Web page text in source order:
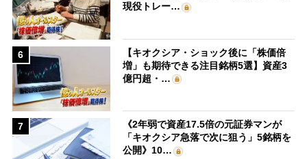
現役トレー…
6
【キオクシア・ショック後に「株価倍
増」も期待できる注目銘柄5選】資産3
億円超・…
7
《2年弱で資産17.5倍の元証券マンが
「キオクシア急落で次に狙う」5銘柄を
公開》10…